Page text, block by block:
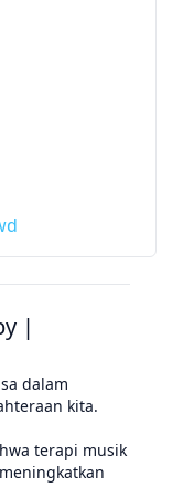
|
dalam
kita.
terapi musik